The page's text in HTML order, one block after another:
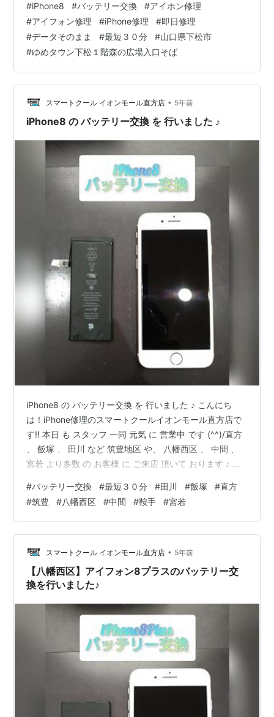
トクール ゆめタウン 下松店 】 スタッフDです(*´ω｀*)
７月 ～ ８月 暑い 『 夏 』の季節 になり バッテリー の異
常・劣化が急増している様子(；ﾟДﾟ) 熊毛 よりお越しの
お客様も iPhone8 のバッテリー不調により…
#iPhone8 #バッテリー交換 #アイホン修理
#アイフォン修理 #iPhone修理 #即日修理
#データそのまま #最短３０分 #山口県下松市
#ゆめタウン下松１階森の広場入口そば
スマートクール イオンモール直方店 • 5年前
iPhone8 の バッテリー交換 を 行いました ♪
iPhone8 の バッテリー交換 を 行いました ♪ こんにち
は！iPhone修理のスマートクールイオンモール直方店で
す!! 本日 も スタッフ 一同 元気 に 営業中 です (^^)/直方
、 飯塚 、 田川 など 筑豊地区 や、 八幡西区 、 中間 、
宮若 より多数 の お客様 に ご来店 頂いて おります ♪ 直
円 OFF させて 頂きます (*‘ω‘ *)ご予約はこちらからどう
ぞ さて本日は、直方市のお客様のご依頼で、 iPhone8 の
バッテリー交換 を 行いました ♪ スマホ の バッテリー も
車 の バッ…
#バッテリー交換 #最短３０分 #田川 #飯塚 #直方
#筑豊 #八幡西区 #中間 #鞍手 #宮若
スマートクール イオンモール直方店 • 5年前
【八幡西区】アイフォン8プラスのバッテリー交
換を行いました♪